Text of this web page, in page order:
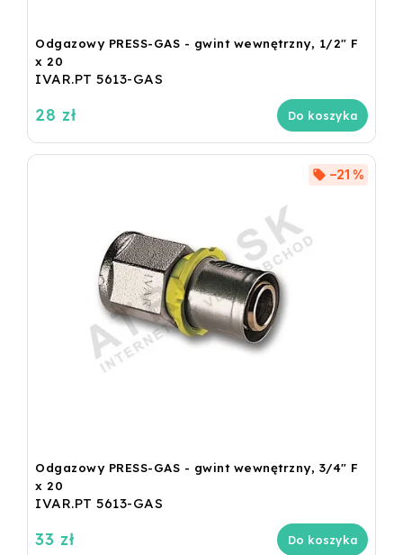
Odgazowy PRESS-GAS - gwint wewnętrzny, 1/2" F
x 20
IVAR.PT 5613-GAS
28 zł Do koszyka
Odgazowy PRESS-GAS - gwint wewnętrzny, 3/4" F
x 20
IVAR.PT 5613-GAS
–21 %
33 zł Do koszyka